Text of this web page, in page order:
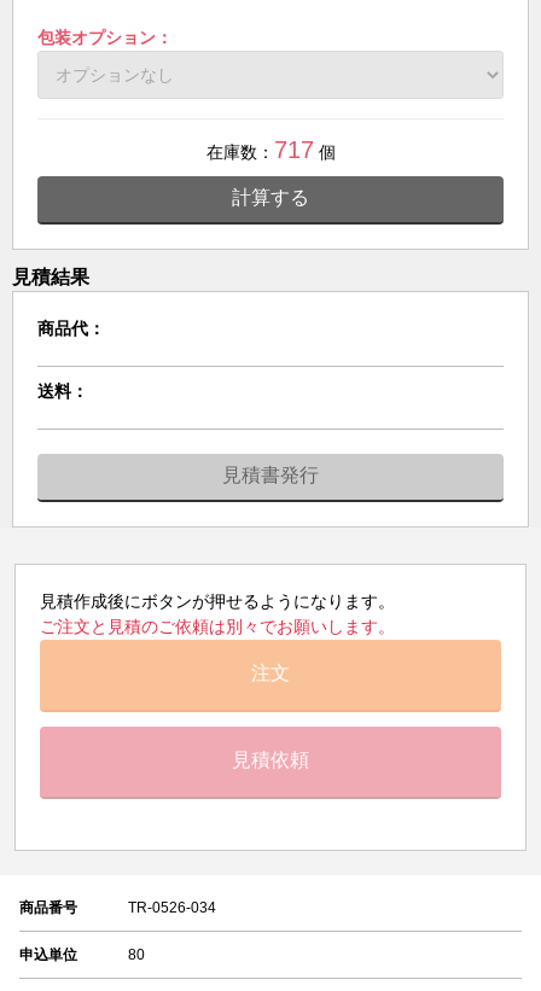
包装オプション：
在庫数： 717 個
計算する
見積結果
商品代：
送料：
見積書発行
見積作成後にボタンが押せるようになります。
ご注文と見積のご依頼は別々でお願いします。
注文
見積依頼
商品番号 TR-0526-034
申込単位 80